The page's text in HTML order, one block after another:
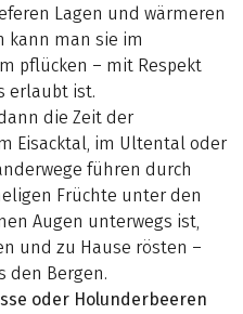
Lagen und wärmeren
kann man sie im
pflücken – mit Respekt
erlaubt ist.
die Zeit der
Eisacktal, im Ultental oder
führen durch
Früchte unter den
Augen unterwegs ist,
und zu Hause rösten –
den Bergen.
oder Holunderbeeren